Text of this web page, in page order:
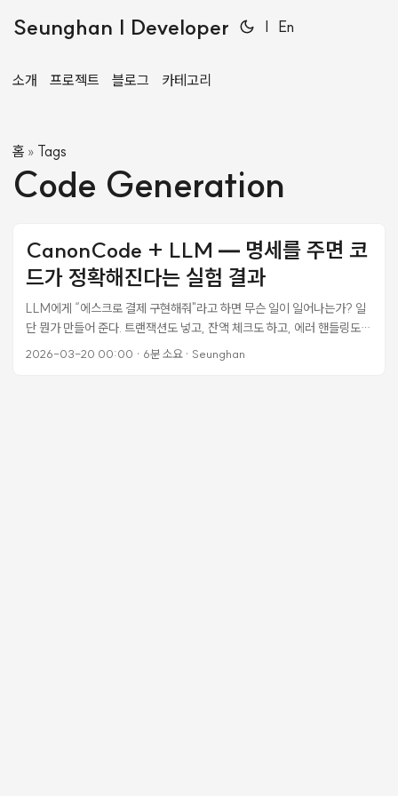
Seunghan | Developer | En
소개 프로젝트 블로그 카테고리
홈 » Tags
Code Generation
CanonCode + LLM — 명세를 주면 코
드가 정확해진다는 실험 결과
LLM에게 “에스크로 결제 구현해줘"라고 하면 무슨 일이 일어나는가? 일
단 뭔가 만들어 준다. 트랜잭션도 넣고, 잔액 체크도 하고, 에러 핸들링도
한다. 그런데 “우리 프로젝트에서 에스크로가 정확히 어떤 규칙으로 동작
2026-03-20 00:00 · 6분 소요· Seunghan